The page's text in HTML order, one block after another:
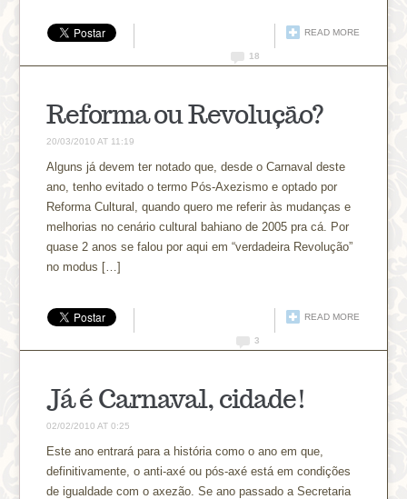
READ MORE
18
Reforma ou Revolução?
20/03/2010 AT 11:19
Alguns já devem ter notado que, desde o Carnaval deste
ano, tenho evitado o termo Pós-Axezismo e optado por
Reforma Cultural, quando quero me referir às mudanças e
melhorias no cenário cultural bahiano de 2005 pra cá. Por
quase 2 anos se falou por aqui em “verdadeira Revolução”
no modus […]
READ MORE
3
Já é Carnaval, cidade!
02/02/2010 AT 0:25
Este ano entrará para a história como o ano em que,
definitivamente, o anti-axé ou pós-axé está em condições
de igualdade com o axezão. Se ano passado a Secretaria